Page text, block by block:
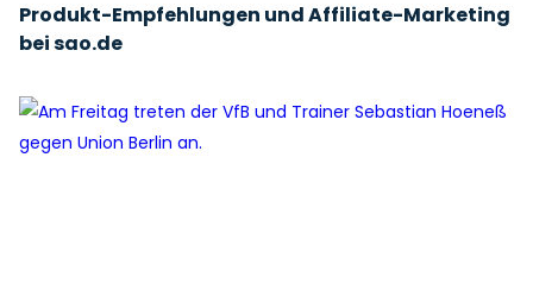
Produkt-Empfehlungen und Affiliate-Marketing
bei sao.de